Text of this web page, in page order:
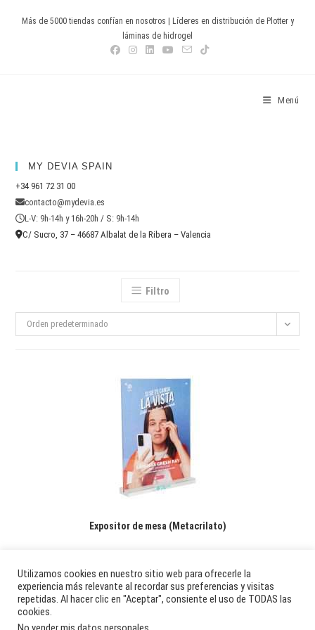
Más de 5000 tiendas confían en nosotros | Líderes en distribución de Plotter y
láminas de hidrogel
Menú
MY DEVIA SPAIN
+34 961 72 31 00
contacto@mydevia.es
L-V: 9h-14h y 16h-20h / S: 9h-14h
C/ Sucro, 37 – 46687 Albalat de la Ribera – Valencia
Filtro
Orden predeterminado
Expositor de mesa (Metacrilato)
Añadir al carrito
Utilizamos cookies en nuestro sitio web para ofrecerle la
experiencia más relevante al recordar sus preferencias y visitas
repetidas. Al hacer clic en "Aceptar", consiente el uso de TODAS las
cookies.